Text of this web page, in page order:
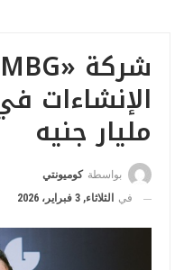
مليار جنيه
بواسطة كوميونتي
في
الثلاثاء, 3 فبراير، 2026